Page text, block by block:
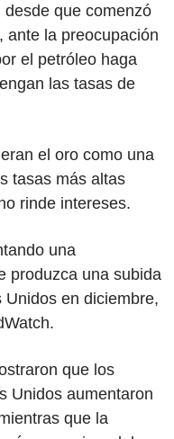
que comenzó
ante la preocupación
el petróleo haga
las tasas de
el oro como una
tasas más altas
rinde intereses.
una
produzca una subida
en diciembre,
que los
Unidos aumentaron
que la